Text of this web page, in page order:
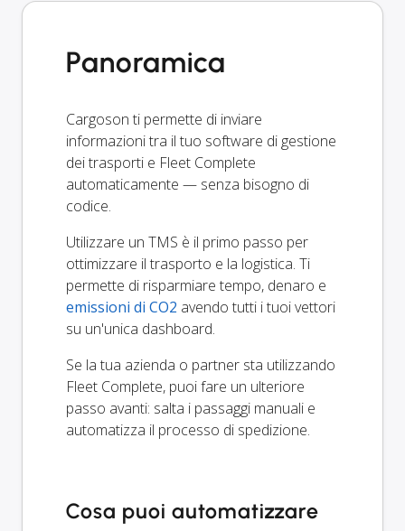
Panoramica
Cargoson ti permette di inviare
informazioni tra il tuo software di gestione
dei trasporti e Fleet Complete
automaticamente — senza bisogno di
codice.
Utilizzare un TMS è il primo passo per
ottimizzare il trasporto e la logistica. Ti
permette di risparmiare tempo, denaro e
emissioni di CO2 avendo tutti i tuoi vettori
su un'unica dashboard.
Se la tua azienda o partner sta utilizzando
Fleet Complete, puoi fare un ulteriore
passo avanti: salta i passaggi manuali e
automatizza il processo di spedizione.
Cosa puoi automatizzare